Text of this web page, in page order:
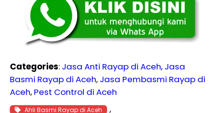
Categories: Jasa Anti Rayap di Aceh, Jasa
Basmi Rayap di Aceh, Jasa Pembasmi Rayap di
Aceh, Pest Control di Aceh
Ahli Basmi Rayap di Aceh ,